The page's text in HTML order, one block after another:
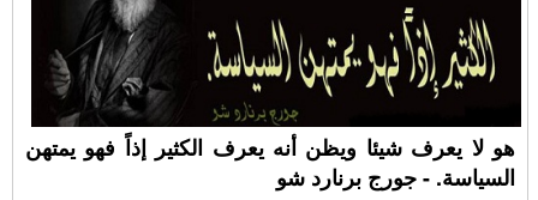
هو لا يعرف شيئا ويظن أنه يعرف الكثير إذاً فهو يمتهن
السياسة. - جورج برنارد شو